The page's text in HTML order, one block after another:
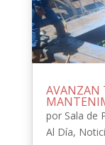
AVANZAN
por Sala de
Al Día,